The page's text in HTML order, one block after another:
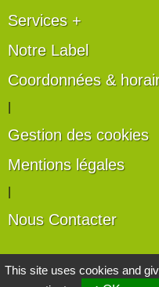
Services +
Notre Label
Coordonnées &
Gestion des cookies
Mentions légales
Nous Contacter
Les
This site uses cookies and